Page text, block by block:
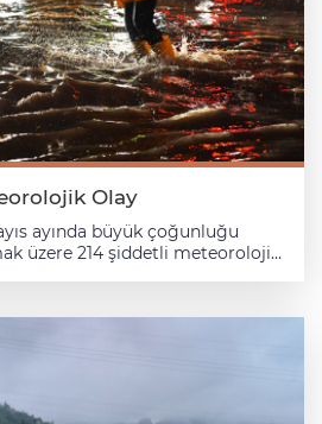
Olay
ayında büyük çoğunluğu
üzere 214 şiddetli meteorolojik
Zirai Meteoroloji Bülteni'nden
ilkbaharla etkisini artıran
neden oldu. Ülke
gözlem istasyonundan